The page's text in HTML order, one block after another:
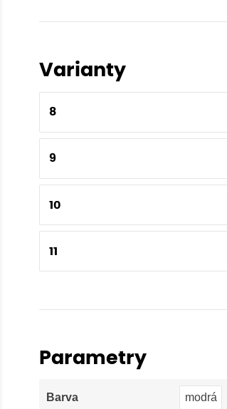
Varianty
8
9
10
11
Parametry
Barva modrá